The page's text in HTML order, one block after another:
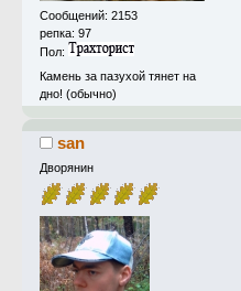
Сообщений: 2153
репка: 97
Пол:
Камень за пазухой тянет на
дно! (обычно)
san
Дворянин